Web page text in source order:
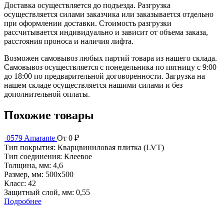
Доставка осуществляется до подъезда. Разгрузка
осуществляется силами заказчика или заказывается отдельно
при оформлении доставки. Стоимость разгрузки
рассчитывается индивидуально и зависит от объема заказа,
расстояния проноса и наличия лифта.
Возможен самовывоз любых партий товара из нашего склада.
Самовывоз осуществляется с понедельника по пятницу с 9:00
до 18:00 по предварительной договоренности. Загрузка на
нашем складе осуществляется нашими силами и без
дополнительной оплаты.
Похожие товары
0579 Amarante От 0 ₽
Тип покрытия: Кварцвиниловая плитка (LVT)
Тип соединения: Клеевое
Толщина, мм: 4,6
Размер, мм: 500x500
Класс: 42
Защитный слой, мм: 0,55
Подробнее